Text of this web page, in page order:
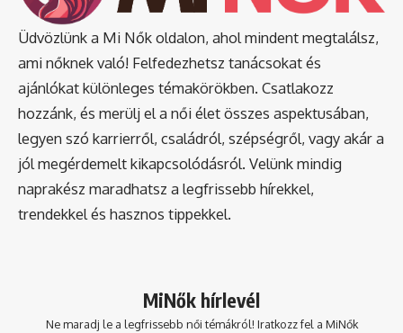
Üdvözlünk a Mi Nők oldalon, ahol mindent megtalálsz,
ami nőknek való! Felfedezhetsz tanácsokat és
ajánlókat különleges témakörökben. Csatlakozz
hozzánk, és merülj el a női élet összes aspektusában,
legyen szó karrierről, családról, szépségről, vagy akár a
jól megérdemelt kikapcsolódásról. Velünk mindig
naprakész maradhatsz a legfrissebb hírekkel,
trendekkel és hasznos tippekkel.
MiNők hírlevél
Ne maradj le a legfrissebb női témákról! Iratkozz fel a MiNők